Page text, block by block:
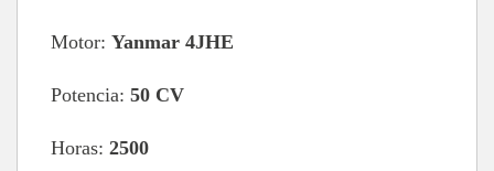
Motor: Yanmar 4JHE
Potencia: 50 CV
Horas: 2500